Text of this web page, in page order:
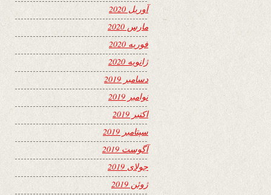
آوریل 2020
مارس 2020
فوریه 2020
ژانویه 2020
دسامبر 2019
نوامبر 2019
اکتبر 2019
سپتامبر 2019
آگوست 2019
جولای 2019
ژوئن 2019